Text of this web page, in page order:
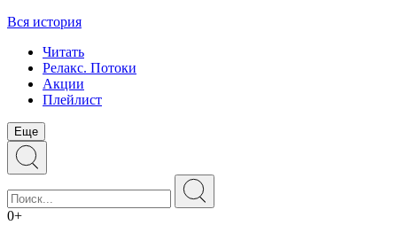
Вся история
Читать
Релакс. Потоки
Акции
Плейлист
Еще
0+